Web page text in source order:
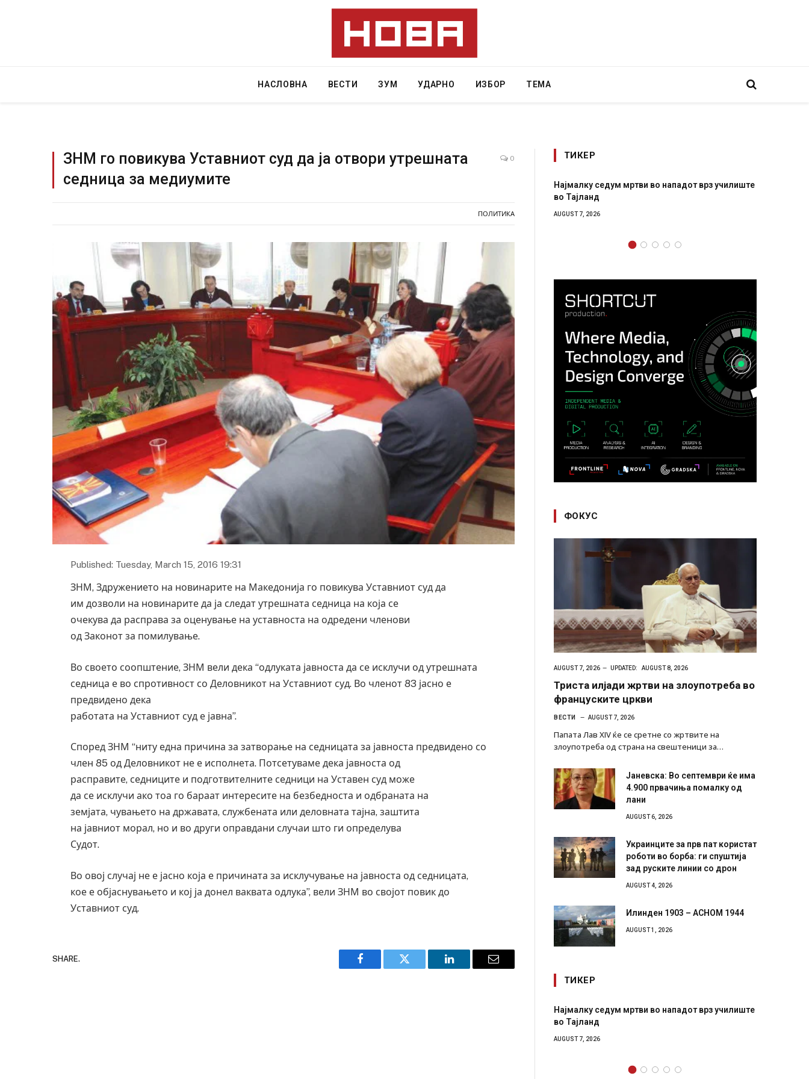
НАСЛОВНА ВЕСТИ ЗУМ УДАРНО ИЗБОР ТЕМА
ЗНМ го повикува Уставниот суд да ја отвори утрешната
седница за медиумите
0
ПОЛИТИКА
Published: Tuesday, March 15, 2016 19:31
ЗНМ, Здружението на новинарите на Македонија го повикува Уставниот суд да
им дозволи на новинарите да ја следат утрешната седница на која се
очекува да расправа за оценување на уставноста на одредени членови
од Законот за помилување.
Во своето соопштение, ЗНМ вели дека “одлуката јавноста да се исклучи од утрешната
седница е во спротивност со Деловникот на Уставниот суд. Во членот 83 јасно е
предвидено дека
работата на Уставниот суд е јавна”.
Според ЗНМ “ниту една причина за затворање на седницата за јавноста предвидено со
член 85 од Деловникот не е исполнета. Потсетуваме дека јавноста од
расправите, седниците и подготвителните седници на Уставен суд може
да се исклучи ако тоа го бараат интересите на безбедноста и одбраната на
земјата, чувањето на државата, службената или деловната тајна, заштита
на јавниот морал, но и во други оправдани случаи што ги определува
Судот.
Во овој случај не е јасно која е причината за исклучување на јавноста од седницата,
кое е објаснувањето и кој ја донел ваквата одлука”, вели ЗНМ во својот повик до
Уставниот суд.
SHARE.
Facebook Twitter LinkedIn Email
ТИКЕР
Уште двајца починаа од повредите во ресторан
Најмалку седум мртви во нападот врз училиште
СОЗИС: Украинците повеќе им веруваат на
генералите отколку на Зеленски
AUGUST 7, 2026
ФОКУС
AUGUST 7, 2026 UPDATED: AUGUST 8, 2026
Триста илјади жртви на злоупотреба во
француските цркви
ВЕСТИ AUGUST 7, 2026
Папата Лав XIV ќе се сретне со жртвите на
злоупотреба од страна на свештеници за…
Јаневска: Во септември ќе има
4.900 првачиња помалку од
лани
AUGUST 6, 2026
Украинците за прв пат користат
роботи во борба: ги спуштија
зад руските линии со дрон
AUGUST 4, 2026
Илинден 1903 – АСНОМ 1944
AUGUST 1, 2026
ТИКЕР
Најмалку седум мртви во нападот врз училиште
СОЗИС: Украинците повеќе им веруваат на